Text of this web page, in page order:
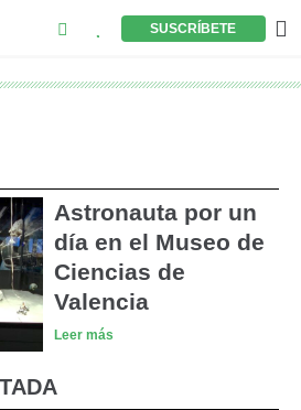
BuscarSUSCRÍBETE
Astronauta por un
día en el Museo de
Ciencias de
Valencia
Leer más